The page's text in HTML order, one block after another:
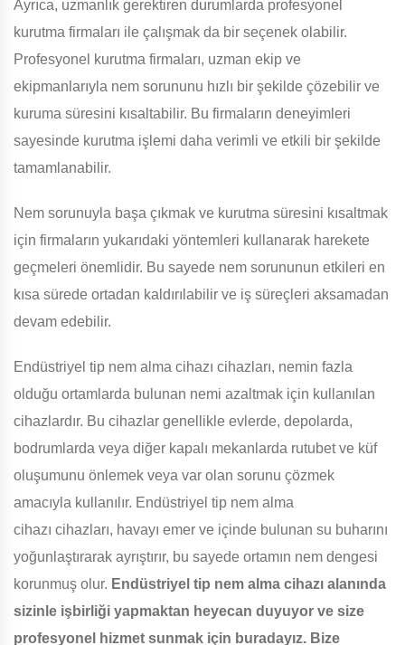
Ayrıca, uzmanlık gerektiren durumlarda profesyonel
kurutma firmaları ile çalışmak da bir seçenek olabilir.
Profesyonel kurutma firmaları, uzman ekip ve
ekipmanlarıyla nem sorununu hızlı bir şekilde çözebilir ve
kuruma süresini kısaltabilir. Bu firmaların deneyimleri
sayesinde kurutma işlemi daha verimli ve etkili bir şekilde
tamamlanabilir.
Nem sorunuyla başa çıkmak ve kurutma süresini kısaltmak
için firmaların yukarıdaki yöntemleri kullanarak harekete
geçmeleri önemlidir. Bu sayede nem sorununun etkileri en
kısa sürede ortadan kaldırılabilir ve iş süreçleri aksamadan
devam edebilir.
Endüstriyel tip nem alma cihazı cihazları, nemin fazla
olduğu ortamlarda bulunan nemi azaltmak için kullanılan
cihazlardır. Bu cihazlar genellikle evlerde, depolarda,
bodrumlarda veya diğer kapalı mekanlarda rutubet ve küf
oluşumunu önlemek veya var olan sorunu çözmek
amacıyla kullanılır. Endüstriyel tip nem alma
cihazı cihazları, havayı emer ve içinde bulunan su buharını
yoğunlaştırarak ayrıştırır, bu sayede ortamın nem dengesi
korunmuş olur. Endüstriyel tip nem alma cihazı alanında
sizinle işbirliği yapmaktan heyecan duyuyor ve size
profesyonel hizmet sunmak için buradayız. Bize